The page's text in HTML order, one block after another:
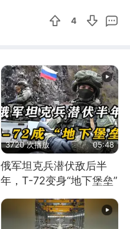
4
3720 次播放 05:48
俄军坦克兵潜伏敌后半
年，T-72变身“地下堡垒”